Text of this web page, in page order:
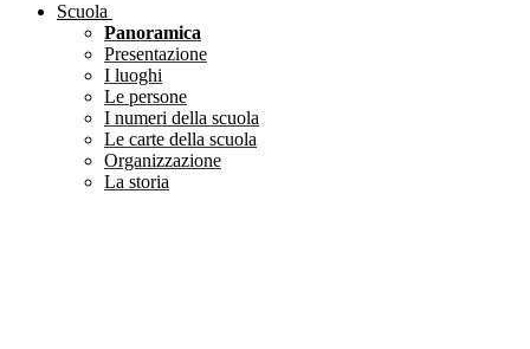
Scuola
Panoramica
Presentazione
I luoghi
Le persone
I numeri della scuola
Le carte della scuola
Organizzazione
La storia